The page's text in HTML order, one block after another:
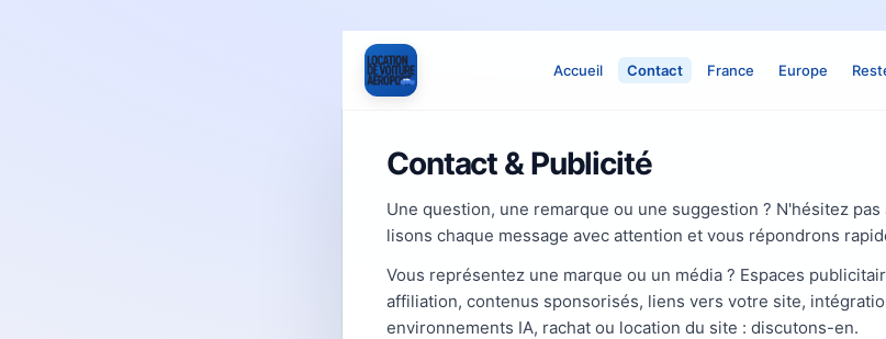
Accueil Contact France Europe
Contact & Publicité
Une question, une remarque ou une suggestion ? N'hésitez pas
lisons chaque message avec attention et vous répondrons
Vous représentez une marque ou un média ? Espaces
affiliation, contenus sponsorisés, liens vers votre site,
environnements IA, rachat ou location du site : discutons-en.